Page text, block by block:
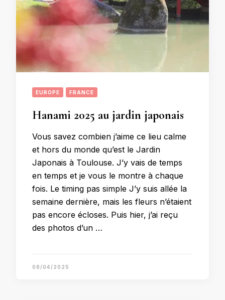
EUROPE FRANCE
Hanami 2025 au jardin japonais
Vous savez combien j’aime ce lieu calme
et hors du monde qu’est le Jardin
Japonais à Toulouse. J’y vais de temps
en temps et je vous le montre à chaque
fois. Le timing pas simple J’y suis allée la
semaine dernière, mais les fleurs n’étaient
pas encore écloses. Puis hier, j’ai reçu
des photos d’un …
08/04/2025